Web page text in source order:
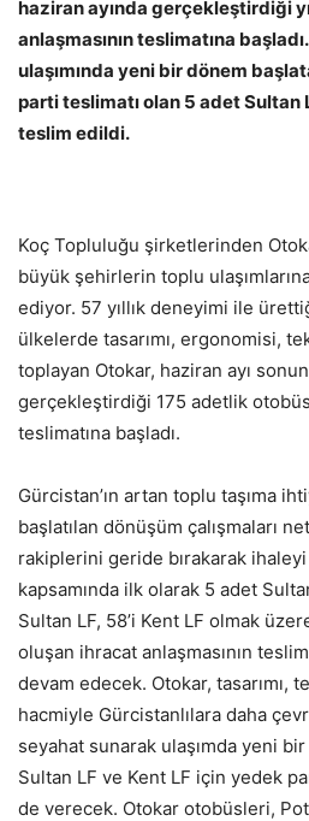
haziran ayında gerçekleştirdiği
anlaşmasının teslimatına
ulaşımında yeni bir dönem
parti teslimatı olan 5 adet
teslim edildi.
Koç Topluluğu şirketlerinden
büyük şehirlerin toplu
ediyor. 57 yıllık deneyimi ile
ülkelerde tasarımı, ergonomisi,
toplayan Otokar, haziran ayı
gerçekleştirdiği 175 adetlik otobüs
teslimatına başladı.
Gürcistan’ın artan toplu taşıma
başlatılan dönüşüm çalışmaları
rakiplerini geride bırakarak
kapsamında ilk olarak 5 adet
Sultan LF, 58’i Kent LF olmak
oluşan ihracat anlaşmasının
devam edecek. Otokar, tasarımı,
hacmiyle Gürcistanlılara daha
seyahat sunarak ulaşımda yeni
Sultan LF ve Kent LF için yedek
de verecek. Otokar otobüsleri,